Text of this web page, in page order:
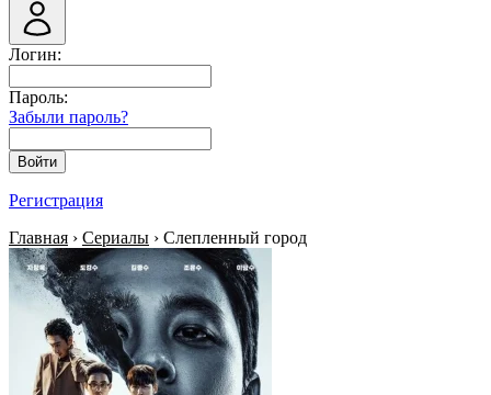
Логин:
Пароль:
Забыли пароль?
Войти
Регистрация
Главная › Сериалы › Слепленный город